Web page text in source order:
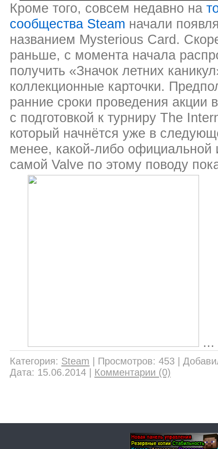
Кроме того, совсем недавно на
сообщества Steam начали
названием Mysterious Card.
раньше, с момента начала
получить «Значок летних
коллекционные карточки.
ранние сроки проведения акции
с подготовкой к турниру The
который начнётся уже в
менее, какой-либо
самой Valve по этому поводу
...
Категория: Steam Просмотров: 453
Дата: 15.06.2014 Комментарии (0)